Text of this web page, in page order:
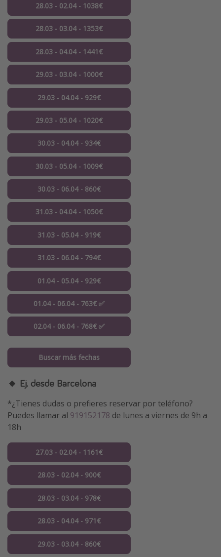
28.03 - 02.04 - 1038€
28.03 - 03.04 - 1353€
28.03 - 04.04 - 1441€
29.03 - 03.04 - 1000€
29.03 - 04.04 - 929€
29.03 - 05.04 - 1020€
30.03 - 04.04 - 934€
30.03 - 05.04 - 1009€
30.03 - 06.04 - 860€
31.03 - 04.04 - 1050€
31.03 - 05.04 - 919€
31.03 - 06.04 - 794€
01.04 - 05.04 - 929€
01.04 - 06.04 - 763€ ✅
02.04 - 06.04 - 768€ ✅
Buscar más fechas
🔸 Ej. desde Barcelona
*¿Tienes dudas o prefieres reservar por teléfono?
Puedes llamar al 919152178 de lunes a viernes de 9h a
18h
27.03 - 02.04 - 1161€
28.03 - 02.04 - 900€
28.03 - 03.04 - 978€
28.03 - 04.04 - 971€
29.03 - 03.04 - 860€